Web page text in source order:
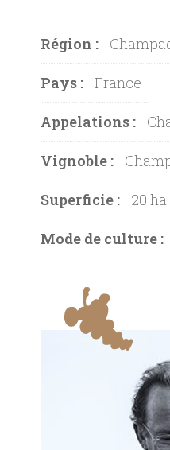
Région :
Pays : France
Appelations :
Vignoble :
Superficie : 20 ha
Mode de culture :